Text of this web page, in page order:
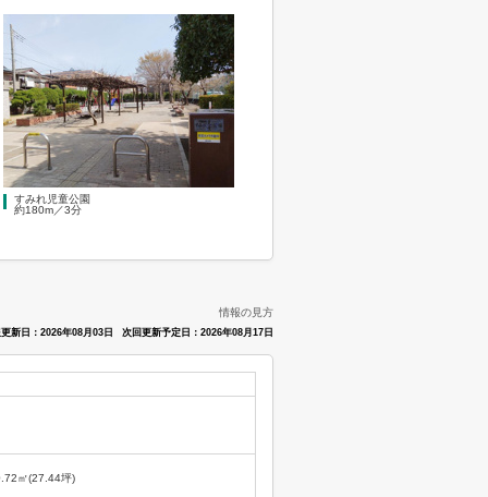
すみれ児童公園
約180m／3分
情報の見方
新日：2026年08月03日 次回更新予定日：2026年08月17日
㎡(27.44坪)